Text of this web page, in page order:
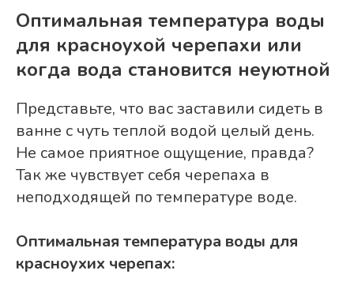
Оптимальная температура воды
для красноухой черепахи или
когда вода становится неуютной
Представьте, что вас заставили сидеть в
ванне с чуть теплой водой целый день.
Не самое приятное ощущение, правда?
Так же чувствует себя черепаха в
неподходящей по температуре воде.
Оптимальная температура воды для
красноухих черепах: